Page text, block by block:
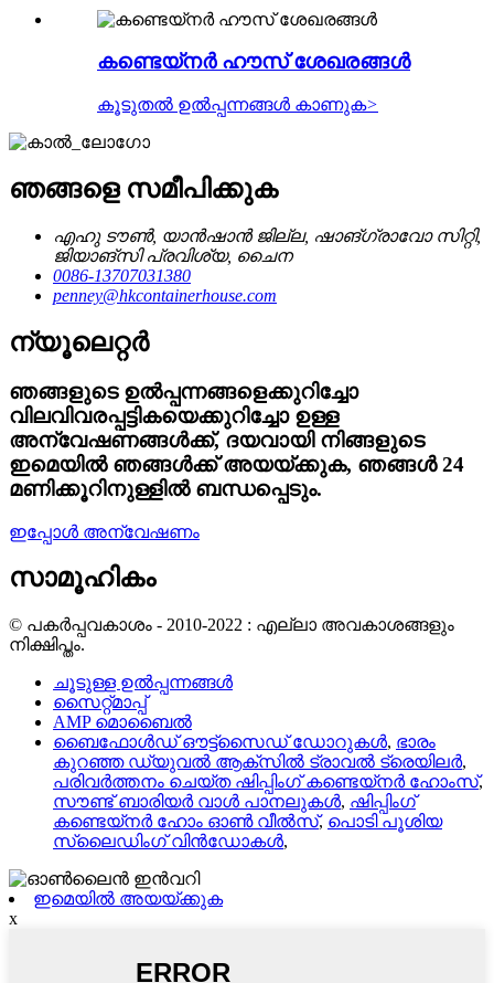
കണ്ടെയ്നർ ഹൗസ് ശേഖരങ്ങൾ
കൂടുതൽ ഉൽപ്പന്നങ്ങൾ കാണുക>
ഞങ്ങളെ സമീപിക്കുക
എഹു ടൗൺ, യാൻഷാൻ ജില്ല, ഷാങ്‌ഗ്രാവോ സിറ്റി,
ജിയാങ്‌സി പ്രവിശ്യ, ചൈന
0086-13707031380
penney@hkcontainerhouse.com
ന്യൂലെറ്റർ
ഞങ്ങളുടെ ഉൽപ്പന്നങ്ങളെക്കുറിച്ചോ
വിലവിവരപ്പട്ടികയെക്കുറിച്ചോ ഉള്ള
അന്വേഷണങ്ങൾക്ക്, ദയവായി നിങ്ങളുടെ
ഇമെയിൽ ഞങ്ങൾക്ക് അയയ്ക്കുക, ഞങ്ങൾ 24
മണിക്കൂറിനുള്ളിൽ ബന്ധപ്പെടും.
ഇപ്പോൾ അന്വേഷണം
സാമൂഹികം
© പകർപ്പവകാശം - 2010-2022 : എല്ലാ അവകാശങ്ങളും
നിക്ഷിപ്തം.
ചൂടുള്ള ഉൽപ്പന്നങ്ങൾ
സൈറ്റ്മാപ്പ്
AMP മൊബൈൽ
ബൈഫോൾഡ് ഔട്ട്‌സൈഡ് ഡോറുകൾ, ഭാരം
കുറഞ്ഞ ഡ്യുവൽ ആക്‌സിൽ ട്രാവൽ ട്രെയിലർ,
പരിവർത്തനം ചെയ്ത ഷിപ്പിംഗ് കണ്ടെയ്നർ ഹോംസ്,
സൗണ്ട് ബാരിയർ വാൾ പാനലുകൾ, ഷിപ്പിംഗ്
കണ്ടെയ്നർ ഹോം ഓൺ വീൽസ്, പൊടി പൂശിയ
സ്ലൈഡിംഗ് വിൻഡോകൾ,
ഇമെയിൽ അയയ്ക്കുക
x